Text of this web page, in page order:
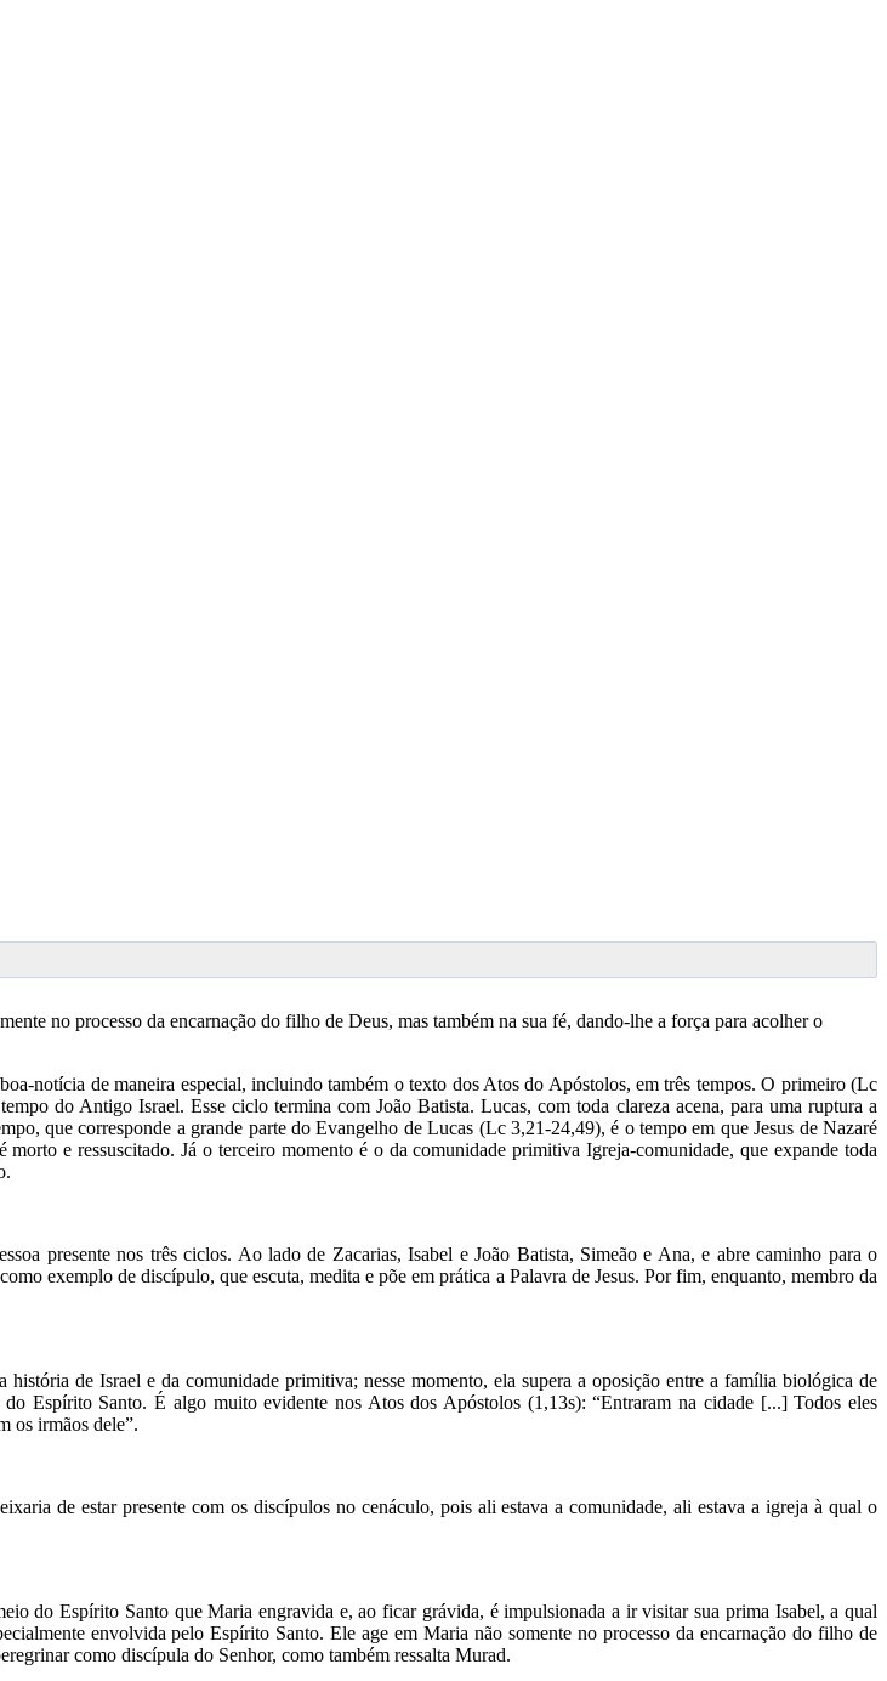
no processo da encarnação do filho de Deus, mas também na sua fé, dando-lhe a força para acolher o
notícia de maneira especial, incluindo também o texto dos Atos do Apóstolos, em três tempos. O primeiro (Lc
do Antigo Israel. Esse ciclo termina com João Batista. Lucas, com toda clareza acena, para uma ruptura a
que corresponde a grande parte do Evangelho de Lucas (Lc 3,21-24,49), é o tempo em que Jesus de Nazaré
e ressuscitado. Já o terceiro momento é o da comunidade primitiva Igreja-comunidade, que expande toda
presente nos três ciclos. Ao lado de Zacarias, Isabel e João Batista, Simeão e Ana, e abre caminho para o
exemplo de discípulo, que escuta, medita e põe em prática a Palavra de Jesus. Por fim, enquanto, membro da
de Israel e da comunidade primitiva; nesse momento, ela supera a oposição entre a família biológica de
Espírito Santo. É algo muito evidente nos Atos dos Apóstolos (1,13s): “Entraram na cidade [...] Todos eles
os irmãos dele”.
de estar presente com os discípulos no cenáculo, pois ali estava a comunidade, ali estava a igreja à qual o
do Espírito Santo que Maria engravida e, ao ficar grávida, é impulsionada a ir visitar sua prima Isabel, a qual
envolvida pelo Espírito Santo. Ele age em Maria não somente no processo da encarnação do filho de
como discípula do Senhor, como também ressalta Murad.